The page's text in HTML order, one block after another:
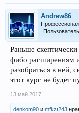
Andrew86
Пользователь
Раньше
фибо расширениям
разобраться в ней,
этот курс не будет
13 май 2017
denkom90 и mfkzt243